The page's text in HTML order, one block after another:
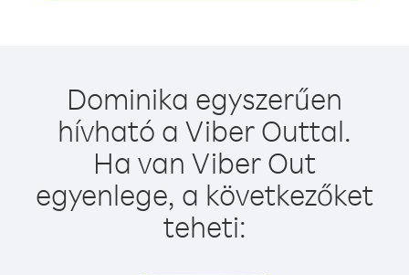
Dominika egyszerűen
hívható a Viber Outtal.
Ha van Viber Out
egyenlege, a következőket
teheti: